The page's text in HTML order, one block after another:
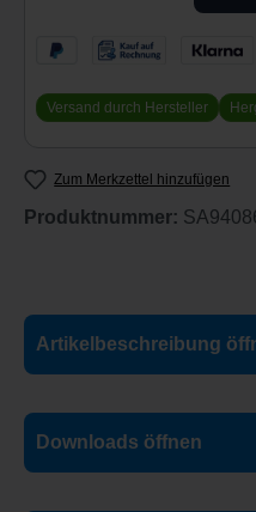
Versand durch Hersteller
Zum Merkzettel hinzufügen
Produktnummer:
Artikelbeschreibung
Downloads öffnen